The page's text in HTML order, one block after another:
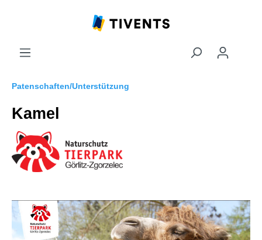
Patenschaften/Unterstützung
Kamel